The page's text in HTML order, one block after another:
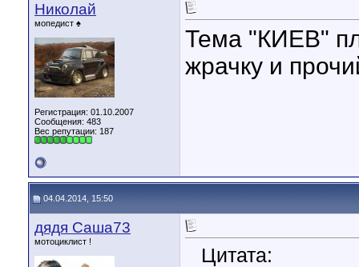
Николай
мопедист ♠
Регистрация: 01.10.2007
Сообщения: 483
Вес репутации: 187
Тема "КИЕВ"
жрачку и
04.04.2014, 15:50
дядя Саша73
мотоциклист !
Цитата: